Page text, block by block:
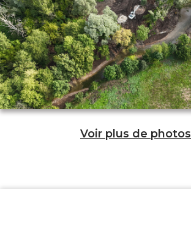
Voir plus de photos